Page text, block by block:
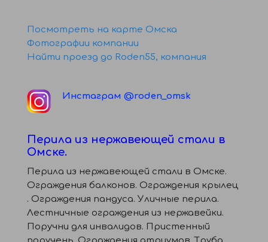
Посмотреть на карте Омска
Фотографии компании
Найти проезд до Roden55, компания
Инстаграм @roden_omsk
Перила из нержавеющей стали в
Омске.
Перила из нержавеющей стали в Омске.
Ограждения балконов. Ограждения крылец
. Ограждения пандуса. Уличные перила.
Лестничные ограждения из нержавейки.
Поручни для инвалидов. Пристенный